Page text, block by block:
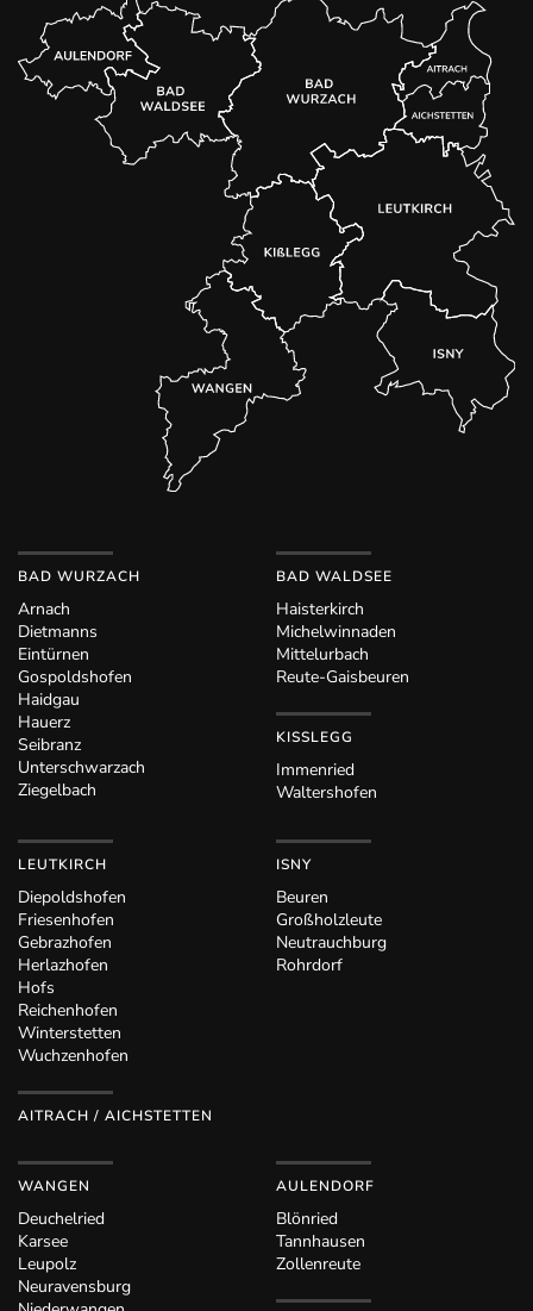
BAD WURZACH
Arnach
Dietmanns
Eintürnen
Gospoldshofen
Haidgau
Hauerz
Seibranz
Unterschwarzach
Ziegelbach
BAD WALDSEE
Haisterkirch
Michelwinnaden
Mittelurbach
Reute-Gaisbeuren
KISSLEGG
Immenried
Waltershofen
LEUTKIRCH
Diepoldshofen
Friesenhofen
Gebrazhofen
Herlazhofen
Hofs
Reichenhofen
Winterstetten
Wuchzenhofen
AITRACH / AICHSTETTEN
ISNY
Beuren
Großholzleute
Neutrauchburg
Rohrdorf
WANGEN
Deuchelried
Karsee
Leupolz
Neuravensburg
AULENDORF
Blönried
Tannhausen
Zollenreute